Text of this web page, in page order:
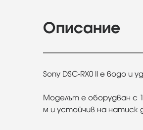
Описание
Sony DSC-RX0 II е водо
Моделът е оборудван с
м и устойчив на натиск